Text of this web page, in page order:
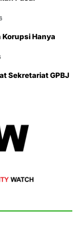
Hanya
Sekretariat GPBJ